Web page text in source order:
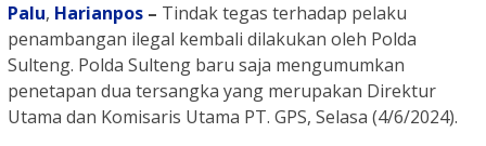
Palu, Harianpos – Tindak tegas terhadap pelaku
penambangan ilegal kembali dilakukan oleh Polda
Sulteng. Polda Sulteng baru saja mengumumkan
penetapan dua tersangka yang merupakan Direktur
Utama dan Komisaris Utama PT. GPS, Selasa (4/6/2024).